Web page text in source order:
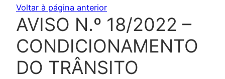
Voltar à página anterior
AVISO N.º 18/2022 –
CONDICIONAMENTO
DO TRÂNSITO